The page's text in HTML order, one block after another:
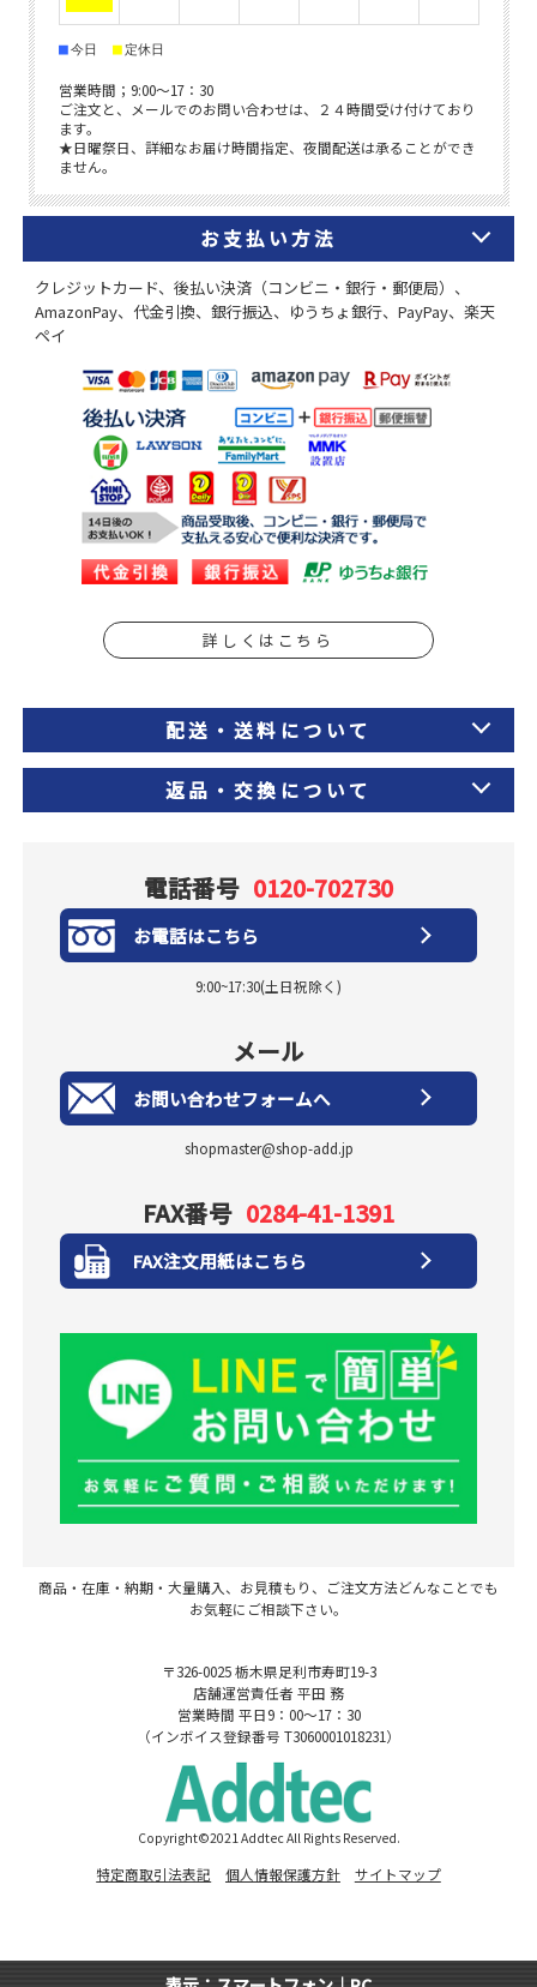
お支払い方法
クレジットカード、後払い決済（コンビニ・銀行・郵便局）、
AmazonPay、代金引換、銀行振込、ゆうちょ銀行、PayPay、楽天
ペイ
詳しくはこちら
配送・送料について
返品・交換について
電話番号 0120-702730
お電話はこちら
9:00~17:30(土日祝除く)
メール
お問い合わせフォームへ
shopmaster@shop-add.jp
FAX番号 0284-41-1391
FAX注文用紙はこちら
商品・在庫・納期・大量購入、お見積もり、ご注文方法どんなことでも
お気軽にご相談下さい。
〒326-0025 栃木県足利市寿町19-3
店舗運営責任者 平田 務
営業時間 平日9：00～17：30
（インボイス登録番号 T3060001018231）
Copyright©2021 Addtec All Rights Reserved.
特定商取引法表記 個人情報保護方針 サイトマップ